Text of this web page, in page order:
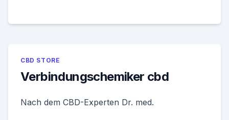
CBD STORE
Verbindungschemiker cbd
Nach dem CBD-Experten Dr. med.